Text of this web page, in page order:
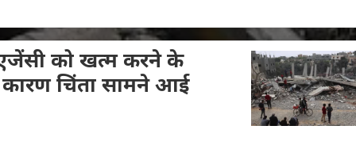
एजेंसी को खत्म करने के
कारण चिंता सामने आई